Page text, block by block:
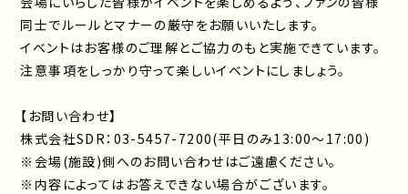
同士でルールとマナーの厳守をお願いいたします。
イベントはお客様のご理解とご協力のもと実施できています。
注意事項をしっかり守って楽しいイベントにしましょう。
【お問い合わせ】
株式会社SDR：03-5457-7200(平日のみ13:00〜17:00)
※会場(施設)側へのお問い合わせはご遠慮ください。
※内容によってはお答えできない場合がございます。